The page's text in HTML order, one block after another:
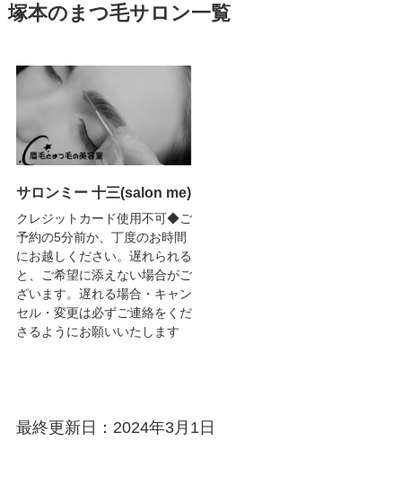
塚本のまつ毛サロン一覧
サロンミー 十三(salon me)
クレジットカード使用不可◆ご
予約の5分前か、丁度のお時間
にお越しください。遅れられる
と、ご希望に添えない場合がご
ざいます。遅れる場合・キャン
セル・変更は必ずご連絡をくだ
さるようにお願いいたします
最終更新日：2024年3月1日